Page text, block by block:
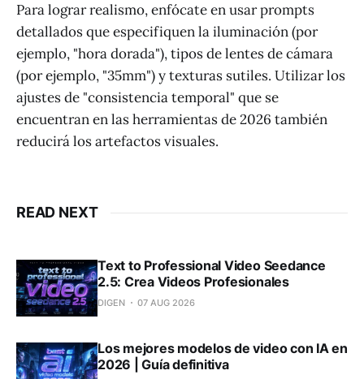
Para lograr realismo, enfócate en usar prompts
detallados que especifiquen la iluminación (por
ejemplo, "hora dorada"), tipos de lentes de cámara
(por ejemplo, "35mm") y texturas sutiles. Utilizar los
ajustes de "consistencia temporal" que se
encuentran en las herramientas de 2026 también
reducirá los artefactos visuales.
READ NEXT
Text to Professional Video Seedance
2.5: Crea Videos Profesionales
DIGEN 07 AUG 2026
Los mejores modelos de video con IA en
2026 | Guía definitiva